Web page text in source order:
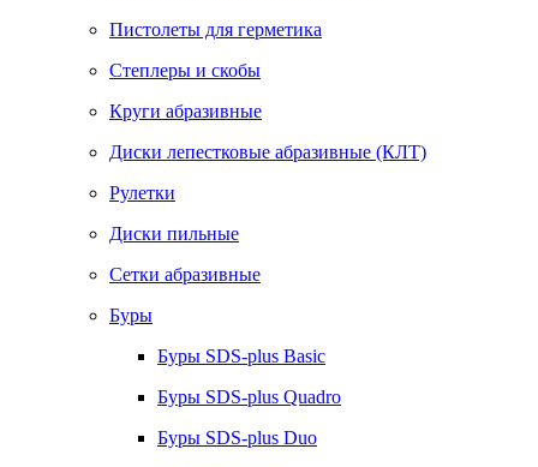
Пистолеты для герметика
Степлеры и скобы
Круги абразивные
Диски лепестковые абразивные (КЛТ)
Рулетки
Диски пильные
Сетки абразивные
Буры
Буры SDS-plus Basic
Буры SDS-plus Quadro
Буры SDS-plus Duo